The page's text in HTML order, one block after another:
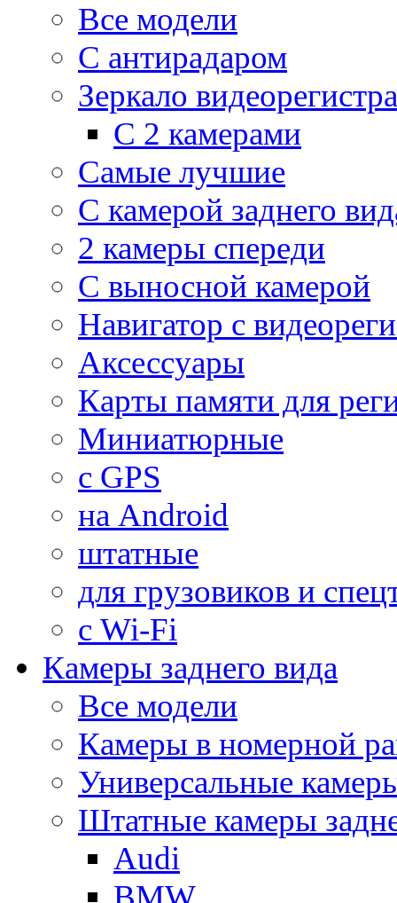
Все модели
C антирадаром
Зеркало
С 2 камерами
Самые лучшие
С камерой заднего
2 камеры спереди
С выносной камерой
Навигатор с
Аксессуары
Карты памяти для
Миниатюрные
с GPS
на Android
штатные
для грузовиков и
с Wi-Fi
Камеры заднего вида
Все модели
Камеры в номерной
Универсальные
Штатные камеры
Audi